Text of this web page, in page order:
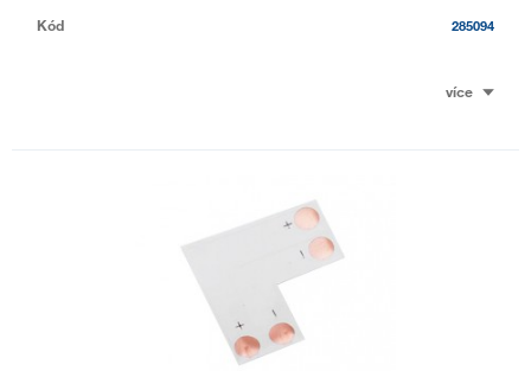
Kód 285094
více